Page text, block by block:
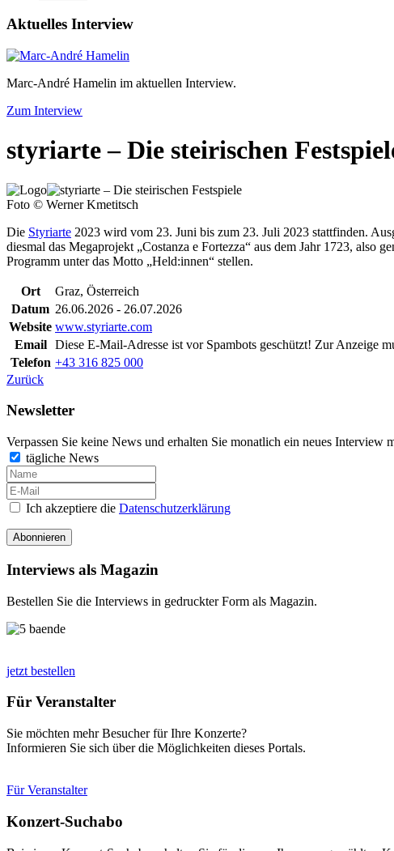
Aktuelles Interview
Marc-André Hamelin im aktuellen Interview.
Zum Interview
styriarte – Die steirischen
Foto © Werner Kmetitsch
Die Styriarte 2023 wird vom 23. Juni bis zum 23. Juli 2023 stattfinden.
diesmal das Megaprojekt „Costanza e Fortezza“ aus dem Jahr 1723, also
Programm unter das Motto „Held:innen“ stellen.
Ort
Graz, Österreich
Datum 26.06.2026 - 26.07.2026
Website www.styriarte.com
Email
Diese E-Mail-Adresse ist vor Spambots geschützt! Zur Anzeige
Telefon +43 316 825 000
Zurück
Newsletter
Verpassen Sie keine News und erhalten Sie monatlich ein neues Interview
tägliche News
Ich akzeptiere die Datenschutzerklärung
Abonnieren
Interviews als Magazin
Bestellen Sie die Interviews in gedruckter Form als Magazin.
jetzt bestellen
Für Veranstalter
Sie möchten mehr Besucher für Ihre Konzerte?
Informieren Sie sich über die Möglichkeiten dieses Portals.
Für Veranstalter
Konzert-Suchabo